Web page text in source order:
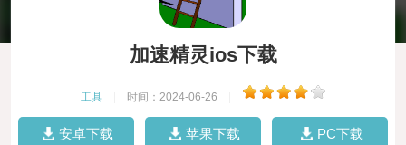
加速精灵ios下载
工具 时间：2024-06-26
安卓下载 苹果下载 PC下载